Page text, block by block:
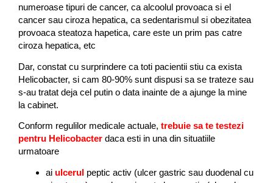
numeroase tipuri de cancer, ca alcoolul provoaca si el
cancer sau ciroza hepatica, ca sedentarismul si obezitatea
provoaca steatoza hapetica, care este un prim pas catre
ciroza hepatica, etc
Dar, constat cu surprindere ca toti pacientii stiu ca exista
Helicobacter, si cam 80-90% sunt dispusi sa se trateze sau
s-au tratat deja cel putin o data inainte de a ajunge la mine
la cabinet.
Conform regulilor medicale actuale, trebuie sa te testezi
pentru Helicobacter daca esti in una din situatiile
urmatoare
ai ulcerul peptic activ (ulcer gastric sau duodenal cu